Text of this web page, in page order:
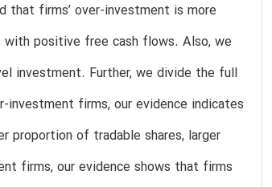
firms’ over-investment is more
positive free cash flows. Also, we
investment. Further, we divide the full
firms, our evidence indicates
proportion of tradable shares, larger
firms, our evidence shows that firms